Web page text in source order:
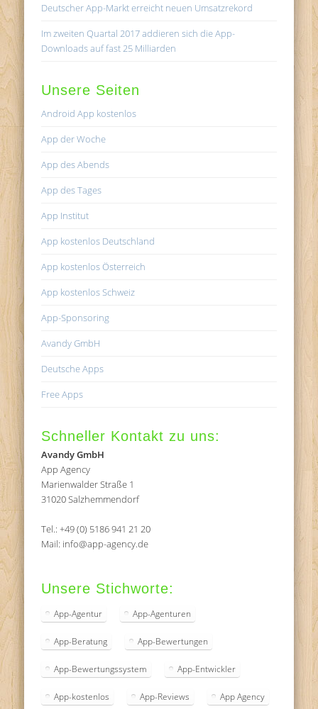
Deutscher App-Markt erreicht neuen Umsatzrekord
Im zweiten Quartal 2017 addieren sich die App-
Downloads auf fast 25 Milliarden
Unsere Seiten
Android App kostenlos
App der Woche
App des Abends
App des Tages
App Institut
App kostenlos Deutschland
App kostenlos Österreich
App kostenlos Schweiz
App-Sponsoring
Avandy GmbH
Deutsche Apps
Free Apps
Schneller Kontakt zu uns:
Avandy GmbH
App Agency
Marienwalder Straße 1
31020 Salzhemmendorf
Tel.: +49 (0) 5186 941 21 20
Mail: info@app-agency.de
Unsere Stichworte:
App-Agentur App-Agenturen
App-Beratung App-Bewertungen
App-Bewertungssystem App-Entwickler
App-kostenlos App-Reviews App Agency